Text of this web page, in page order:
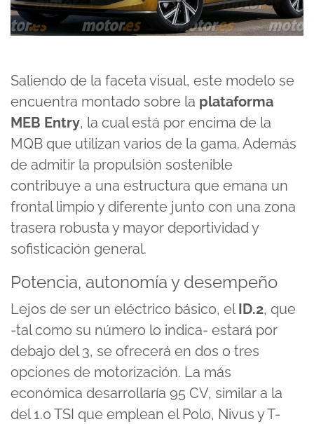
Saliendo de la faceta visual, este modelo se
encuentra montado sobre la plataforma
MEB Entry, la cual está por encima de la
MQB que utilizan varios de la gama. Además
de admitir la propulsión sostenible
contribuye a una estructura que emana un
frontal limpio y diferente junto con una zona
trasera robusta y mayor deportividad y
sofisticación general.
Potencia, autonomía y desempeño
Lejos de ser un eléctrico básico, elID.2, que
-tal como su número lo indica- estará por
debajo del 3, se ofrecerá en dos o tres
opciones de motorización. La más
económica desarrollaría 95 CV, similar a la
del 1.0 TSI que emplean el Polo, Nivus y T-